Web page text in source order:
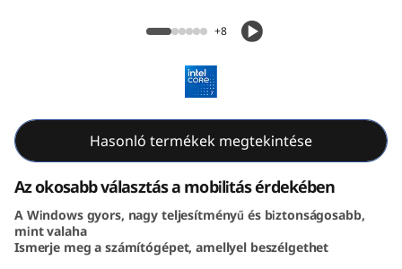
9
1
5
IdeaPad Slim 5i Gen 9 (15, Intel)
+8
Hasonló termékek megtekintése
Az okosabb választás a mobilitás érdekében
A Windows gyors, nagy teljesítményű és biztonságosabb,
mint valaha
Ismerje meg a számítógépet, amellyel beszélgethet